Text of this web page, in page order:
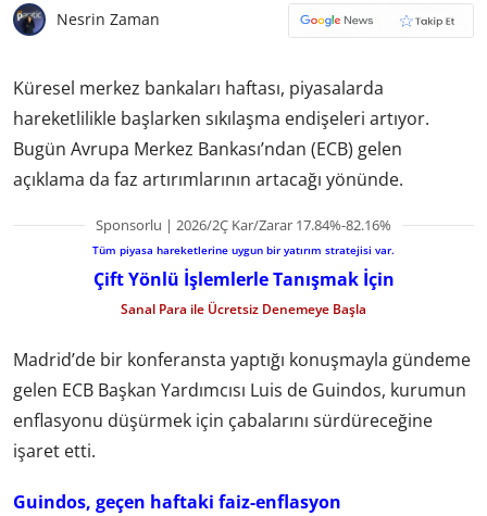
Nesrin Zaman
Küresel merkez bankaları haftası, piyasalarda
hareketlilikle başlarken sıkılaşma endişeleri artıyor.
Bugün Avrupa Merkez Bankası’ndan (ECB) gelen
açıklama da faz artırımlarının artacağı yönünde.
Sponsorlu | 2026/2Ç Kar/Zarar 17.84%-82.16%
Tüm piyasa hareketlerine uygun bir yatırım stratejisi var.
Çift Yönlü İşlemlerle Tanışmak İçin
Sanal Para ile Ücretsiz Denemeye Başla
Madrid’de bir konferansta yaptığı konuşmayla gündeme
gelen ECB Başkan Yardımcısı Luis de Guindos, kurumun
enflasyonu düşürmek için çabalarını sürdüreceğine
işaret etti.
Guindos, geçen haftaki faiz-enflasyon